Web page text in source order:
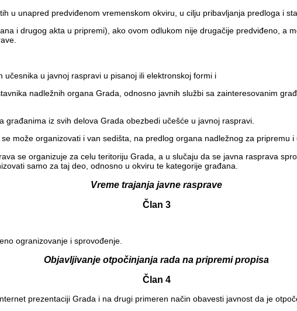
u unapred predviđenom vremenskom okviru, u cilju pribavljanja predloga i
i drugog akta u pripremi), ako ovom odlukom nije drugačije predviđeno, a
u javnoj raspravi u pisanoj ili elektronskoj formi i
nadležnih organa Grada, odnosno javnih službi sa zainteresovanim
iz svih delova Grada obezbedi učešće u javnoj raspravi.
može organizovati i van sedišta, na predlog organa nadležnog za pripremu
se organizuje za celu teritoriju Grada, a u slučaju da se javna rasprava
samo za taj deo, odnosno u okviru te kategorije građana.
Vreme trajanja javne rasprave
Član 3
ogranizovanje i sprovođenje.
Objavljivanje otpočinjanja rada na pripremi propisa
Član 4
prezentaciji Grada i na drugi primeren način obavesti javnost da je